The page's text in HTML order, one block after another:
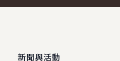
新聞與活動